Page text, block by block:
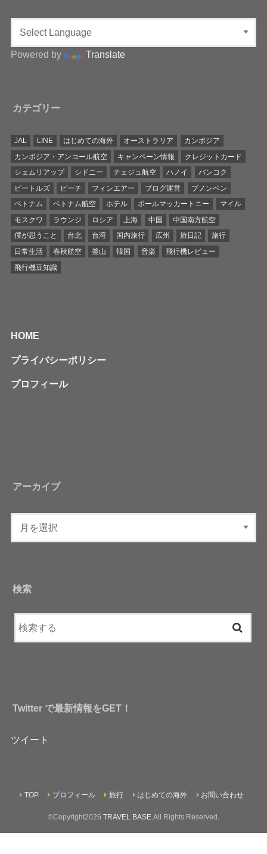
Powered by Translate
カテゴリー
JAL LINE はじめての海外 オーストラリア
カンボジア
カンボジア・アンコール航空
キャンペーン情報
クレジットカード
シェムリアップ
シドニー チェジュ航空 ハノイ
バンコク
ビートルズ
ピーチ フィンエアー ブログ運営
プノンペン
ベトナム
ベトナム航空 ホテル ポールマッカートニー
マイル
モスクワ
ラウンジ ロシア 上海 中国
中国南方航空
僕が思うこと
台北 台湾 国内旅行 広州 旅日記
旅行
日常生活
春秋航空 釜山 韓国 音楽
飛行機レビュー
飛行機豆知識
HOME
プライバシーポリシー
プロフィール
アーカイブ
検索
Twitter で最新情報をGET！
ツイート
TOP プロフィール 旅行 はじめての海外 お問い合わせ
©Copyright2026 TRAVEL BASE .All Rights Reserved.